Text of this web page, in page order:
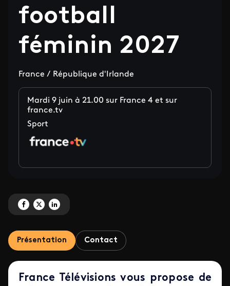
football
féminin 2027
France / République d'Irlande
Mardi 9 juin à 21.00 sur France 4 et sur
france.tv
Sport
Partagez 'Qualifications Coupe du monde de football féminin 2027 ' sur
Partagez 'Qualifications Coupe du monde de football féminin 2027 '
Partagez 'Qualifications Coupe du monde de football féminin
Présentation Contact
France Télévisions vous propose de